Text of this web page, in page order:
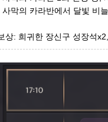
사막의 카라반에서 달빛 비
상: 희귀한 장신구 성장석